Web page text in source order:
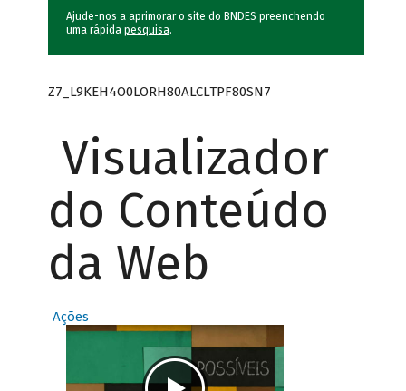
Ajude-nos a aprimorar o site do BNDES preenchendo
uma rápida pesquisa.
Z7_L9KEH4O0LORH80ALCLTPF80SN7
Visualizador
do Conteúdo
da Web
Ações